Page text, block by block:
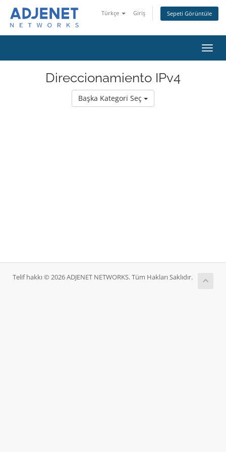
Türkçe Giriş Sepeti Görüntüle
Direccionamiento IPv4
Başka Kategori Seç
Telif hakkı © 2026 ADJENET NETWORKS. Tüm Hakları Saklıdır.